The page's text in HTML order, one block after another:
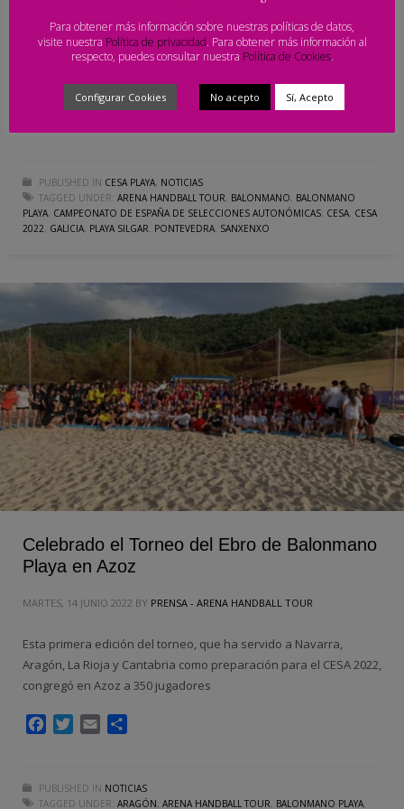
presentación del Campeonato. El Campeonato de España de
Selecciones Autonómicas de Balonmano Playa (CESA), que
PUBLISHED IN CESA PLAYA, NOTICIAS
TAGGED UNDER: ARENA HANDBALL TOUR, BALONMANO, BALONMANO
PLAYA, CAMPEONATO DE ESPAÑA DE SELECCIONES AUTONÓMICAS, CESA, CESA
2022, GALICIA, PLAYA SILGAR, PONTEVEDRA, SANXENXO
Celebrado el Torneo del Ebro de Balonmano
Playa en Azoz
MARTES, 14 JUNIO 2022 BY PRENSA - ARENA HANDBALL TOUR
Esta primera edición del torneo, que ha servido a Navarra,
Aragón, La Rioja y Cantabria como preparación para el CESA 2022,
congregó en Azoz a 350 jugadores
FacebookTwitter
Email
PUBLISHED IN NOTICIAS
TAGGED UNDER: ARAGÓN, ARENA HANDBALL TOUR, BALONMANO PLAYA,
Para obtener más información sobre nuestras políticas de datos,
visite nuestra Política de privacidad. Para obtener más información al
respecto, puedes consultar nuestra Política de Cookies.
Configurar Cookies No acepto Sí, Acepto